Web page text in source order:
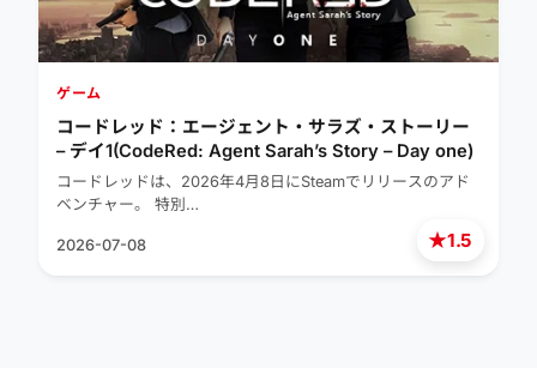
★1.5
ゲーム
コードレッド：エージェント・サラズ・ストーリー
– デイ1(CodeRed: Agent Sarah’s Story – Day one)
コードレッドは、2026年4月8日にSteamでリリースのアド
ベンチャー。 特別…
2026-07-08